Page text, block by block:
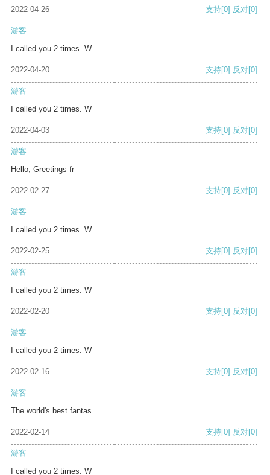
2022-04-26 支持[0] 反对[0]
游客
I called you 2 times. W
2022-04-20 支持[0] 反对[0]
游客
I called you 2 times. W
2022-04-03 支持[0] 反对[0]
游客
Hello, Greetings fr
2022-02-27 支持[0] 反对[0]
游客
I called you 2 times. W
2022-02-25 支持[0] 反对[0]
游客
I called you 2 times. W
2022-02-20 支持[0] 反对[0]
游客
I called you 2 times. W
2022-02-16 支持[0] 反对[0]
游客
The world's best fantas
2022-02-14 支持[0] 反对[0]
游客
I called you 2 times. W